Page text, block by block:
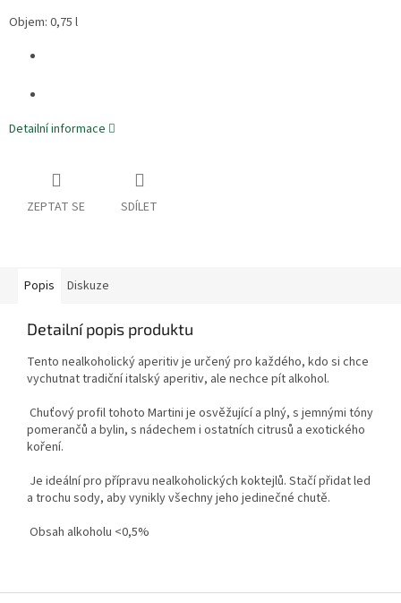
Objem: 0,75 l
Detailní informace
ZEPTAT SE SDÍLET
Popis Diskuze
Detailní popis produktu
Tento nealkoholický aperitiv je určený pro každého, kdo si chce
vychutnat tradiční italský aperitiv, ale nechce pít alkohol.
Chuťový profil tohoto Martini je osvěžující a plný, s jemnými tóny
pomerančů a bylin, s nádechem i ostatních citrusů a exotického
koření.
Je ideální pro přípravu nealkoholických koktejlů. Stačí přidat led
a trochu sody, aby vynikly všechny jeho jedinečné chutě.
Obsah alkoholu <0,5%